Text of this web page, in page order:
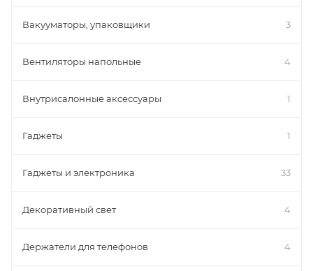
Вакууматоры, упаковщики 3
Вентиляторы напольные 4
Внутрисалонные аксессуары 1
Гаджеты 1
Гаджеты и электроника 33
Декоративный свет 4
Держатели для телефонов 4